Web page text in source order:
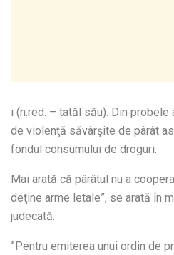
i (n.red. – tatăl său). Din
de violenţă săvârşite de pârât
fondul consumului de droguri.
Mai arată că pârâtul nu a
deţine arme letale”, se arată în
judecată.
”Pentru emiterea unui ordin de